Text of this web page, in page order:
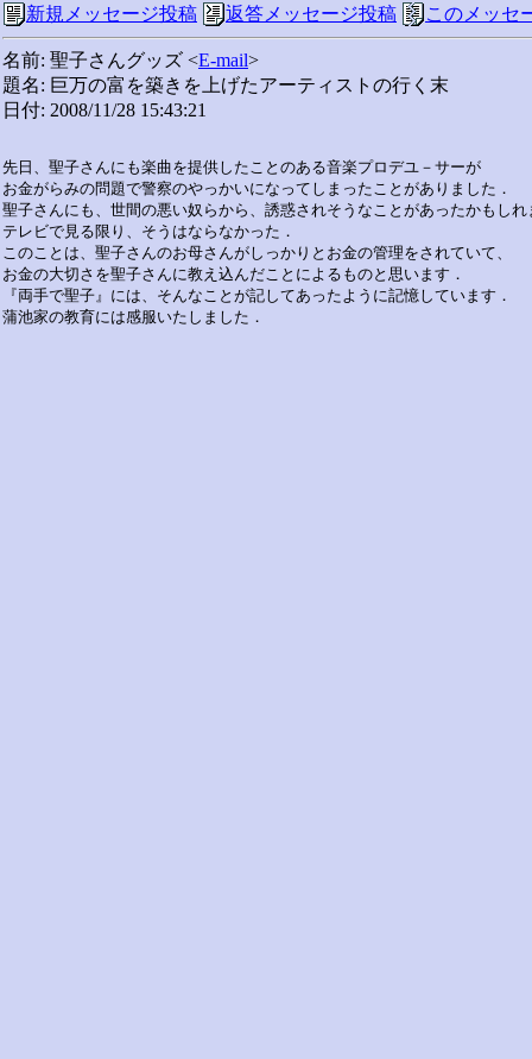
新規メッセージ投稿 返答メッセージ投稿 このメッセ
名前: 聖子さんグッズ <E-mail>
題名: 巨万の富を築きを上げたアーティストの行く末
日付: 2008/11/28 15:43:21
先日、聖子さんにも楽曲を提供したことのある音楽プロデユ－サーが
お金がらみの問題で警察のやっかいになってしまったことがありました．
聖子さんにも、世間の悪い奴らから、誘惑されそうなことがあったかもしれ
テレビで見る限り、そうはならなかった．
このことは、聖子さんのお母さんがしっかりとお金の管理をされていて、
お金の大切さを聖子さんに教え込んだことによるものと思います．
『両手で聖子』には、そんなことが記してあったように記憶しています．